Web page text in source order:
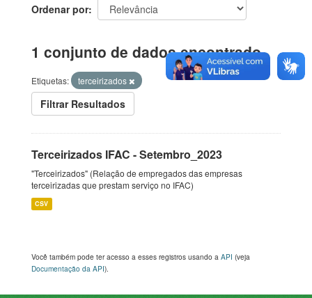
Ordenar por
1 conjunto de dados encontrado
Etiquetas: terceirizados
Filtrar Resultados
Terceirizados IFAC - Setembro_2023
"Terceirizados" (Relação de empregados das empresas
terceirizadas que prestam serviço no IFAC)
CSV
Você também pode ter acesso a esses registros usando a API (veja
Documentação da API).